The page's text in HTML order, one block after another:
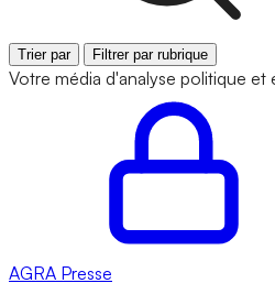
Trier par Filtrer par rubrique
Votre média d'analyse politique et
AGRA Presse